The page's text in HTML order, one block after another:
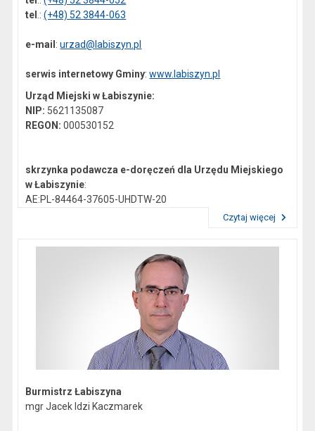
tel .:(+48) 52 3844-063
e-mail :urzad@labiszyn.pl
serwis internetowy Gminy:www.labiszyn.pl
Urząd Miejski w Łabiszynie:
NIP: 5621135087
REGON:000530152
skrzynka podawcza e-doręczeń dla Urzędu Miejskiego
w Łabiszynie:
AE:PL-84464-37605-UHDTW-20
skrzynka podawcza epuap:
Czytaj więcej
Burmistrz Łabiszyna
mgr Jacek Idzi Kaczmarek